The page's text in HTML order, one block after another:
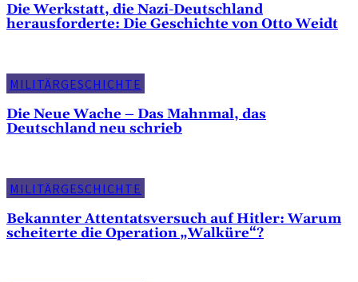
Die Werkstatt, die Nazi-Deutschland
herausforderte: Die Geschichte von Otto Weidt
MILITÄRGESCHICHTE
Die Neue Wache – Das Mahnmal, das
Deutschland neu schrieb
MILITÄRGESCHICHTE
Bekannter Attentatsversuch auf Hitler: Warum
scheiterte die Operation „Walküre“?